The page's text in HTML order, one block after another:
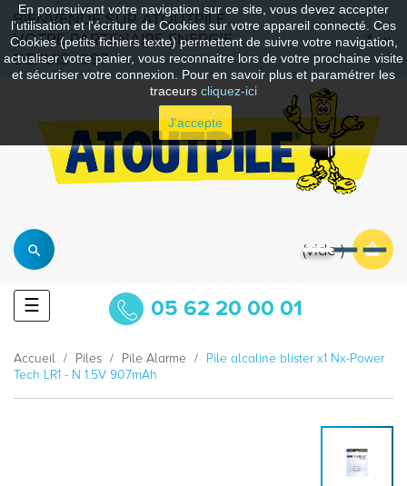
En poursuivant votre navigation sur ce site, vous devez accepter
l’utilisation et l'écriture de Cookies sur votre appareil connecté. Ces
Cookies (petits fichiers texte) permettent de suivre votre navigation,
actualiser votre panier, vous reconnaitre lors de votre prochaine visite
et sécuriser votre connexion. Pour en savoir plus et paramétrer les
traceurs cliquez-ici
J'accepte
BIENVENUE SUR ATOUTPILE
VOTRE PARTENAIRE ENERGIE
DEPUIS 1997
vide
Basculer
la
☰ 05 62 20 00 01
Accueil Piles Pile Alarme
Pile alcaline blister x1 Nx-Power
Tech LR1 - N 1.5V 907mAh